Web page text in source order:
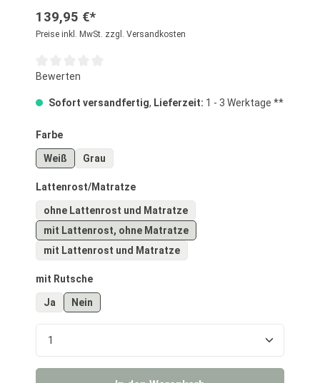
139,95 €*
Preise inkl. MwSt. zzgl. Versandkosten
Durchschnittliche Bewertung von 0 von 5 Sternen
Bewerten
Sofort versandfertig, Lieferzeit: 1 - 3 Werktage **
Farbeauswählen
Weiß Grau
Lattenrost/Matratzeauswählen
ohne Lattenrost und Matratze
mit Lattenrost, ohne Matratze
mit Lattenrost und Matratze
mit Rutscheauswählen
Ja Nein
Produkt Anzahl: Gib den gewünschten Wert